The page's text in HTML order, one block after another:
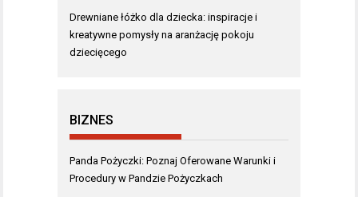
Drewniane łóżko dla dziecka: inspiracje i
kreatywne pomysły na aranżację pokoju
dziecięcego
BIZNES
Panda Pożyczki: Poznaj Oferowane Warunki i
Procedury w Pandzie Pożyczkach